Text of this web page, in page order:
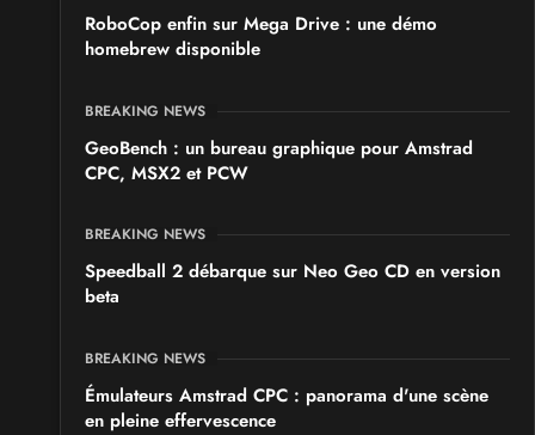
RoboCop enfin sur Mega Drive : une démo
homebrew disponible
BREAKING NEWS
GeoBench : un bureau graphique pour Amstrad
CPC, MSX2 et PCW
BREAKING NEWS
Speedball 2 débarque sur Neo Geo CD en version
beta
BREAKING NEWS
Émulateurs Amstrad CPC : panorama d'une scène
en pleine effervescence